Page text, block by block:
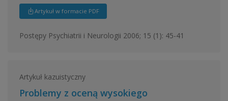
Artykuł w formacie PDF
Postępy Psychiatrii i Neurologii 2006; 15 (1): 45-41
Artykuł kazuistyczny
Problemy z oceną wysokiego